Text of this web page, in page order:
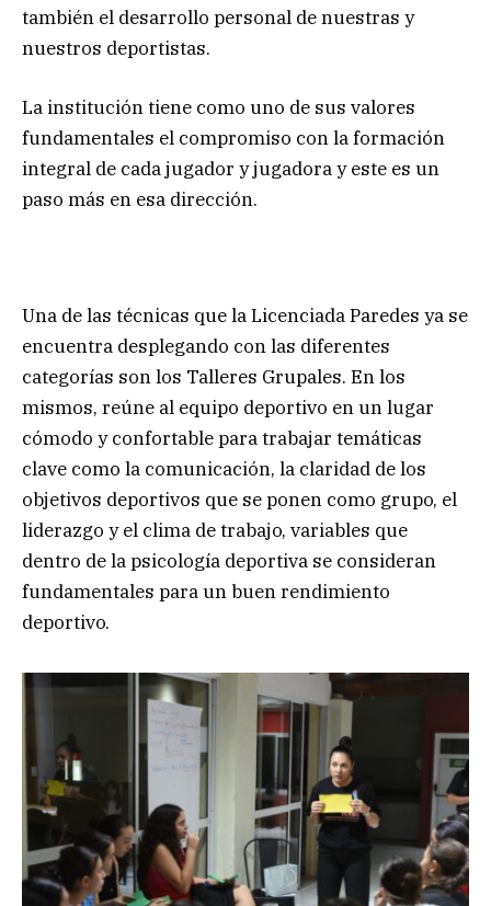
también el desarrollo personal de nuestras y
nuestros deportistas.
La institución tiene como uno de sus valores
fundamentales el compromiso con la formación
integral de cada jugador y jugadora y este es un
paso más en esa dirección.
Una de las técnicas que la Licenciada Paredes ya se
encuentra desplegando con las diferentes
categorías son los Talleres Grupales. En los
mismos, reúne al equipo deportivo en un lugar
cómodo y confortable para trabajar temáticas
clave como la comunicación, la claridad de los
objetivos deportivos que se ponen como grupo, el
liderazgo y el clima de trabajo, variables que
dentro de la psicología deportiva se consideran
fundamentales para un buen rendimiento
deportivo.